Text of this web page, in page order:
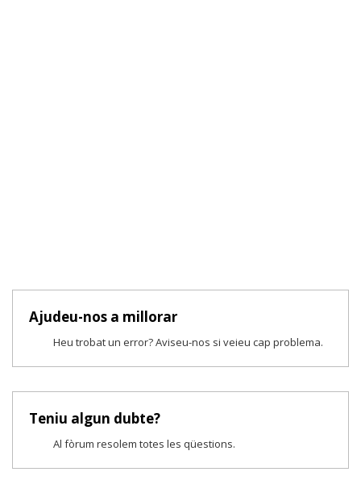
Ajudeu-nos a millorar
Heu trobat un error? Aviseu-nos si veieu cap problema.
Teniu algun dubte?
Al fòrum resolem totes les qüestions.